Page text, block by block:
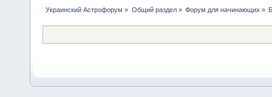
Украинский Астрофорум » Общий раздел» Форум для начинающих »